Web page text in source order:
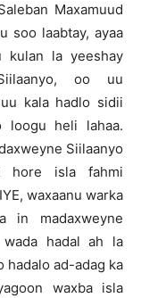
Maxamuud
soo laabtay, ayaa
kulan la yeeshay
oo uu
kala hadlo sidii
loogu heli lahaa.
Siilaanyo
hore isla fahmi
waxaanu warka
in madaxweyne
wada hadal ah la
hadalo ad-adag ka
waxba isla